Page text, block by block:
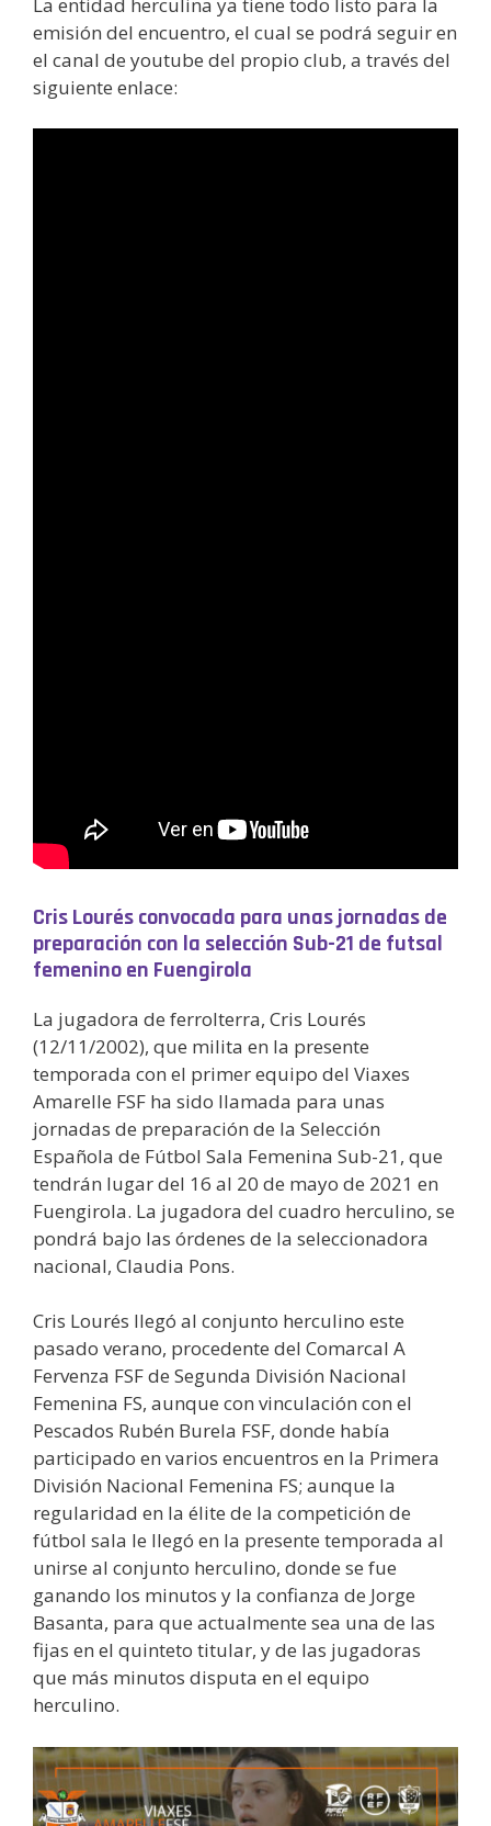
emisión del encuentro, el cual se podrá seguir en
el canal de youtube del propio club, a través del
siguiente enlace:
Cris Lourés convocada para unas jornadas de
preparación con la selección Sub-21 de futsal
femenino en Fuengirola
La jugadora de ferrolterra, Cris Lourés
(12/11/2002), que milita en la presente
temporada con el primer equipo del Viaxes
Amarelle FSF ha sido llamada para unas
jornadas de preparación de la Selección
Española de Fútbol Sala Femenina Sub-21, que
tendrán lugar del 16 al 20 de mayo de 2021 en
Fuengirola. La jugadora del cuadro herculino, se
pondrá bajo las órdenes de la seleccionadora
nacional, Claudia Pons.
Cris Lourés llegó al conjunto herculino este
pasado verano, procedente del Comarcal A
Fervenza FSF de Segunda División Nacional
Femenina FS, aunque con vinculación con el
Pescados Rubén Burela FSF, donde había
participado en varios encuentros en la Primera
División Nacional Femenina FS; aunque la
regularidad en la élite de la competición de
fútbol sala le llegó en la presente temporada al
unirse al conjunto herculino, donde se fue
ganando los minutos y la confianza de Jorge
Basanta, para que actualmente sea una de las
fijas en el quinteto titular, y de las jugadoras
que más minutos disputa en el equipo
herculino.